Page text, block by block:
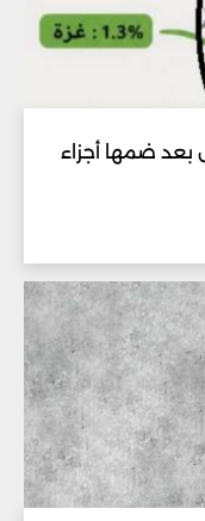
بعد ضمها أجزاء